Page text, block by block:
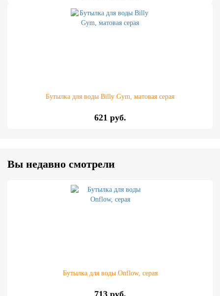
Бутылка для воды Billy Gym, матовая серая
621 руб.
Вы недавно смотрели
Бутылка для воды Onflow, серая